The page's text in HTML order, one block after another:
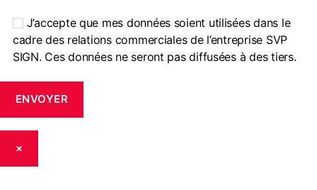
J’accepte que mes données soient utilisées dans le
cadre des relations commerciales de l’entreprise SVP
SIGN. Ces données ne seront pas diffusées à des tiers.
×